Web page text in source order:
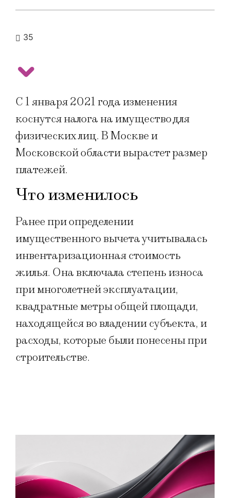
35
С 1 января 2021 года изменения
коснутся налога на имущество для
физических лиц. В Москве и
Московской области вырастет размер
платежей.
Что изменилось
Ранее при определении
имущественного вычета учитывалась
инвентаризационная стоимость
жилья. Она включала степень износа
при многолетней эксплуатации,
квадратные метры общей площади,
находящейся во владении субъекта, и
расходы, которые были понесены при
строительстве.